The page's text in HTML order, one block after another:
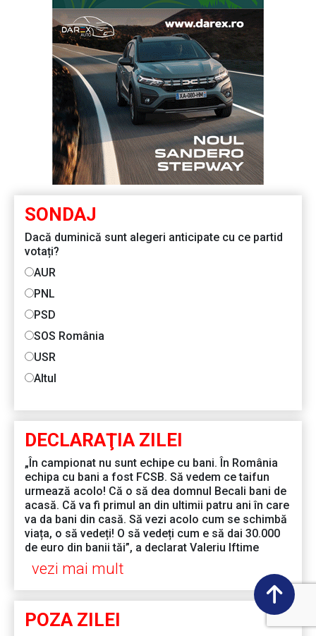
SONDAJ
Dacă duminică sunt alegeri anticipate cu ce partid
votați?
AUR
PNL
PSD
SOS România
USR
Altul
DECLARAŢIA ZILEI
„În campionat nu sunt echipe cu bani. În România
echipa cu bani a fost FCSB. Să vedem ce taifun
urmează acolo! Că o să dea domnul Becali bani de
acasă. Că va fi primul an din ultimii patru ani în care
va da bani din casă. Să vezi acolo cum se schimbă
viața, o să vedeți! O să vedeți cum e să dai 30.000
de euro din banii tăi”, a declarat Valeriu Iftime
vezi mai mult
POZA ZILEI